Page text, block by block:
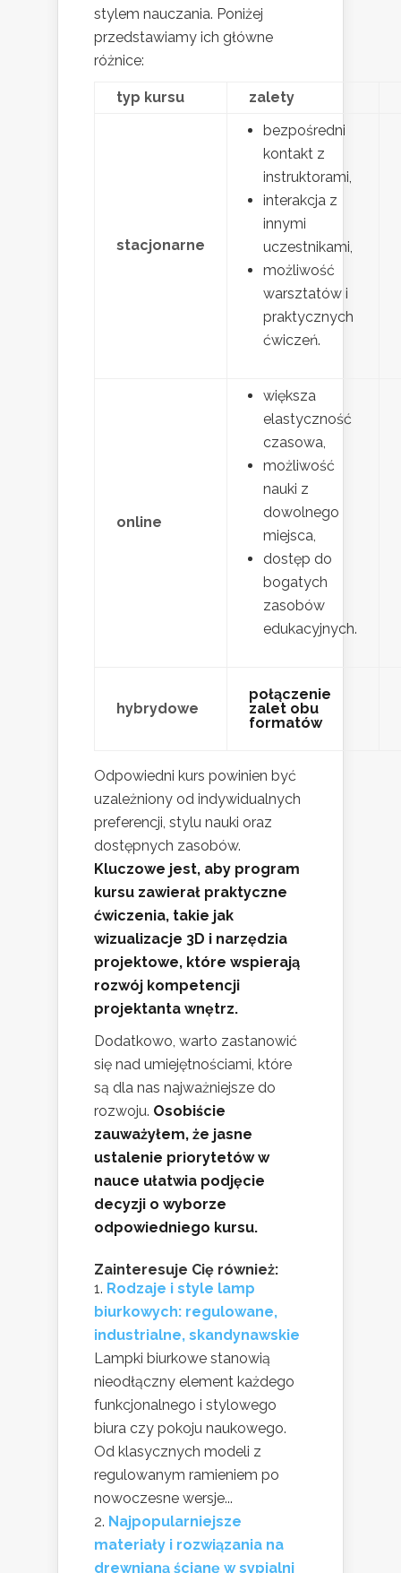
stylem nauczania. Poniżej
przedstawiamy ich główne
różnice:
typ kursu zalety
stacjonarne
bezpośredni
kontakt z
instruktorami,
interakcja z
innymi
uczestnikami,
możliwość
warsztatów i
praktycznych
ćwiczeń.
online
większa
elastyczność
czasowa,
możliwość
nauki z
dowolnego
miejsca,
dostęp do
bogatych
zasobów
edukacyjnych.
hybrydowe
połączenie
zalet obu
formatów
Odpowiedni kurs powinien być
uzależniony od indywidualnych
preferencji, stylu nauki oraz
dostępnych zasobów.
Kluczowe jest, aby program
kursu zawierał praktyczne
ćwiczenia, takie jak
wizualizacje 3D i narzędzia
projektowe, które wspierają
rozwój kompetencji
projektanta wnętrz.
Dodatkowo, warto zastanowić
się nad umiejętnościami, które
są dla nas najważniejsze do
rozwoju. Osobiście
zauważyłem, że jasne
ustalenie priorytetów w
nauce ułatwia podjęcie
decyzji o wyborze
odpowiedniego kursu.
Zainteresuje Cię również:
Rodzaje i style lamp
biurkowych: regulowane,
industrialne, skandynawskie
Lampki biurkowe stanowią
nieodłączny element każdego
funkcjonalnego i stylowego
biura czy pokoju naukowego.
Od klasycznych modeli z
regulowanym ramieniem po
nowoczesne wersje...
Najpopularniejsze
materiały i rozwiązania na
drewnianą ścianę w sypialni